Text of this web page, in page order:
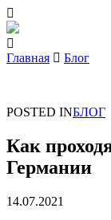
Главная Блог
POSTED INБЛОГ
Как
Германии
14.07.2021